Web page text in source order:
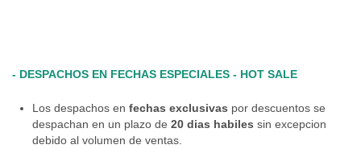
- DESPACHOS EN FECHAS ESPECIALES - HOT SALE
Los despachos en fechas exclusivas por descuentos se
despachan en un plazo de 20 dias habiles sin excepcion
debido al volumen de ventas.